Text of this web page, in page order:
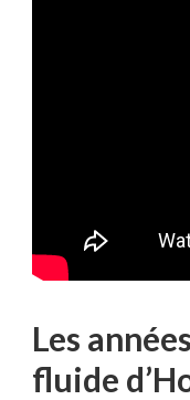
Les
fluide